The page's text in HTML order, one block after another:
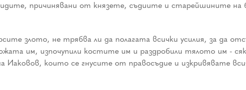
причинявани от князете, съдиите и старейшините на
злото, не трябва ли да полагата всички усилия, за да
им, изпочупили костите им и раздробили тялото им -
които се гнусите от правосъдие и изкривявате